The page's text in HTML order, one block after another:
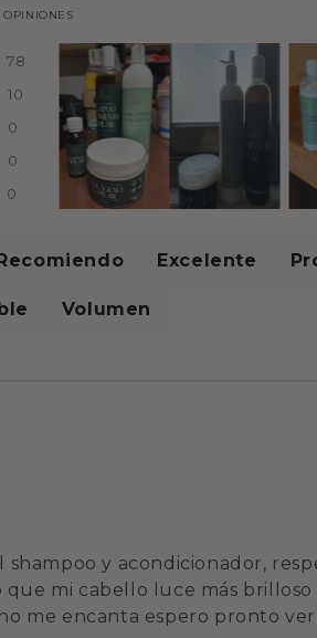
OPINIONES
78
10
0
0
0
Excelente
Volumen
shampoo y acondicionador,
mi cabello luce más
me encanta espero pronto